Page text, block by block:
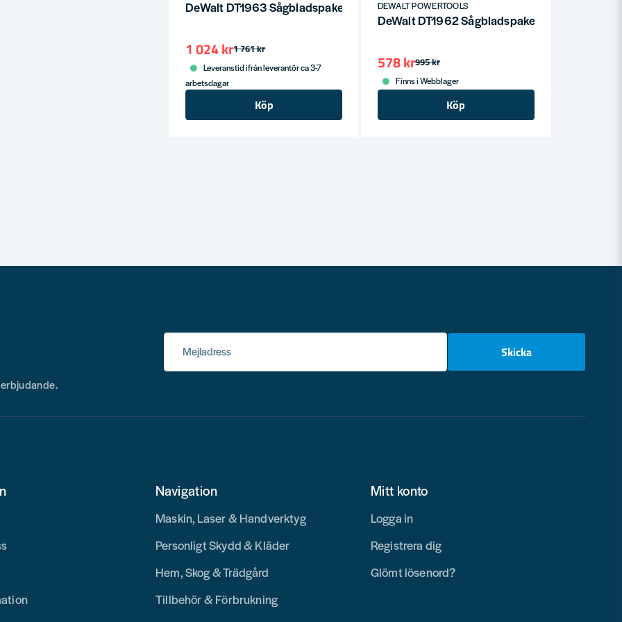
DeWalt DT1963 Sågbladspaket 250mm (2x24T 1x48T)
1 761 kr
1 024 kr
Leveranstid ifrån leverantör ca 3-7
arbetsdagar
Köp
DEWALT POWERTOOLS
DeWalt DT1962 Sågbladspaket 216mm
995 kr
578 kr
Finns i Webblager
Köp
Mejladress Skicka
Navigation
Maskin, Laser & Handverktyg
Personligt Skydd & Kläder
Hem, Skog & Trädgård
Tillbehör & Förbrukning
Mitt konto
Logga in
Registrera dig
Glömt lösenord?